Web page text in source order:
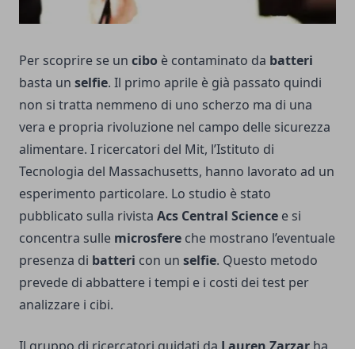
Per scoprire se un cibo è contaminato da batteri
basta un selfie. Il primo aprile è già passato quindi
non si tratta nemmeno di uno scherzo ma di una
vera e propria rivoluzione nel campo delle sicurezza
alimentare. I ricercatori del Mit, l’Istituto di
Tecnologia del Massachusetts, hanno lavorato ad un
esperimento particolare. Lo studio è stato
pubblicato sulla rivista Acs Central Science e si
concentra sulle microsfere che mostrano l’eventuale
presenza di batteri con un selfie. Questo metodo
prevede di abbattere i tempi e i costi dei test per
analizzare i cibi.